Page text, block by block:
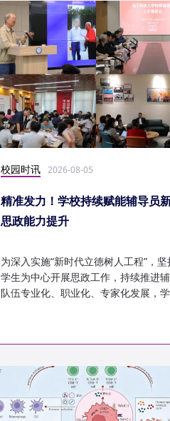
校园时讯 2026-08-05
精准发力！学校持续赋能辅导员
思政能力提升
为深入实施“新时代立德树人工程”，
学生为中心开展思政工作，持续推进
队伍专业化、职业化、专家化发展，